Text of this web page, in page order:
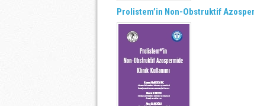
Prolistem’in Non-Obstruktif